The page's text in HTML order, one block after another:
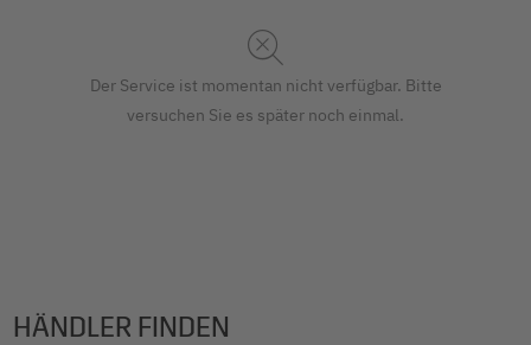
Der Service ist momentan nicht verfügbar. Bitte
versuchen Sie es später noch einmal.
HÄNDLER FINDEN